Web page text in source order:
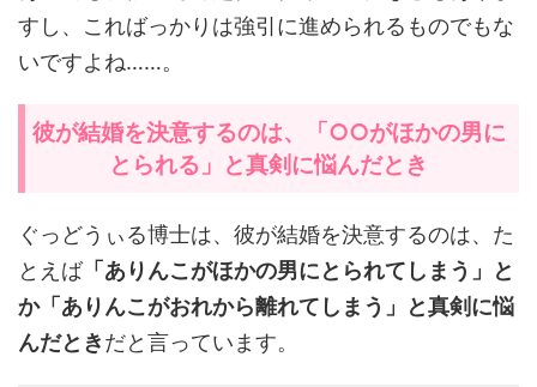
すし、こればっかりは強引に進められるものでもな
いですよね……。
彼が結婚を決意するのは、「○○がほかの男に
とられる」と真剣に悩んだとき
ぐっどうぃる博士は、彼が結婚を決意するのは、た
とえば「ありんこがほかの男にとられてしまう」と
か「ありんこがおれから離れてしまう」と真剣に悩
んだときだと言っています。